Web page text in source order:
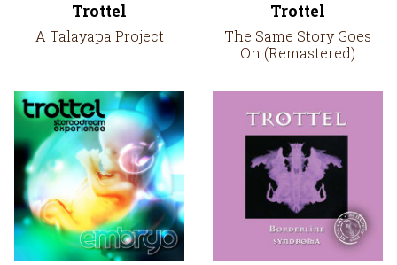
Trottel
A Talayapa Project
Trottel
The Same Story Goes
On (Remastered)